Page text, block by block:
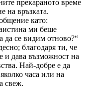
прекараното време
на връзката.
като:
ми беше
да се видим отново?“
благодаря ти, че
и дава възможност на
Най-добре е да
часа или на
свеж.